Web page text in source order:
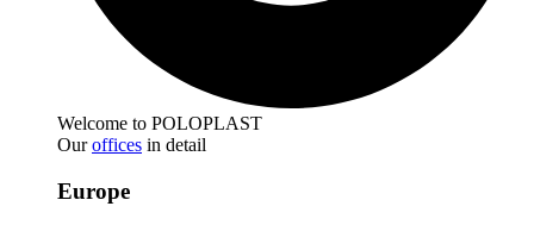
Welcome to POLOPLAST
Ouroffices in detail
Europe